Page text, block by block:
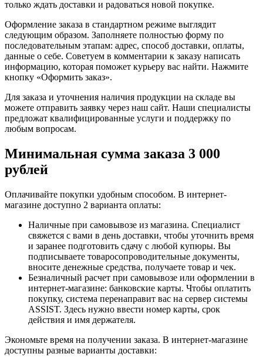
только ждать доставки и радоваться новой покупке.
Оформление заказа в стандартном режиме выглядит
следующим образом. Заполняете полностью форму по
последовательным этапам: адрес, способ доставки, оплаты,
данные о себе. Советуем в комментарии к заказу написать
информацию, которая поможет курьеру вас найти. Нажмите
кнопку «Оформить заказ».
Для заказа и уточнения наличия продукции на складе вы
можете отправить заявку через наш сайт. Наши специалисты
предложат квалифицированные услуги и поддержку по
любым вопросам.
Минимальная сумма заказа 3 000
рублей
Оплачивайте покупки удобным способом. В интернет-
магазине доступно 2 варианта оплаты:
Наличные при самовывозе из магазина. Специалист
свяжется с вами в день доставки, чтобы уточнить время
и заранее подготовить сдачу с любой купюры. Вы
подписываете товаросопроводительные документы,
вносите денежные средства, получаете товар и чек.
Безналичный расчет при самовывозе или оформлении в
интернет-магазине: банковские карты. Чтобы оплатить
покупку, система перенаправит вас на сервер системы
ASSIST. Здесь нужно ввести номер карты, срок
действия и имя держателя.
Экономьте время на получении заказа. В интернет-магазине
доступны разные варианты доставки: